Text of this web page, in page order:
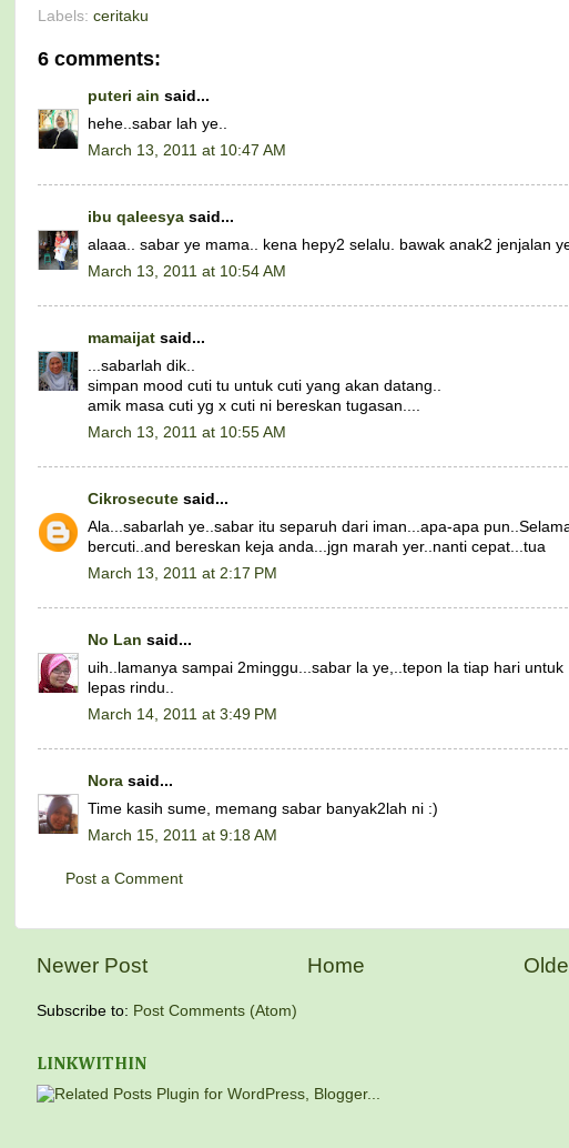
Labels: ceritaku
6 comments:
puteri ain said...
hehe..sabar lah ye..
March 13, 2011 at 10:47 AM
ibu qaleesya said...
alaaa.. sabar ye mama.. kena hepy2 selalu. bawak anak2 jenjalan
March 13, 2011 at 10:54 AM
mamaijat said...
...sabarlah dik..
simpan mood cuti tu untuk cuti yang akan datang..
amik masa cuti yg x cuti ni bereskan tugasan....
March 13, 2011 at 10:55 AM
Cikrosecute said...
Ala...sabarlah ye..sabar itu separuh dari iman...apa-apa
bercuti..and bereskan keja anda...jgn marah yer..nanti cepat...tua
March 13, 2011 at 2:17 PM
No Lan said...
uih..lamanya sampai 2minggu...sabar la ye,..tepon la tiap hari untuk
lepas rindu..
March 14, 2011 at 3:49 PM
Nora said...
Time kasih sume, memang sabar banyak2lah ni :)
March 15, 2011 at 9:18 AM
Post a Comment
Newer Post Home
Subscribe to: Post Comments (Atom)
LINKWITHIN